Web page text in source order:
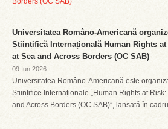
Universitatea Româno-Americană
Științifică Internațională Human Rights
at Sea and Across Borders (OC SAB)
09 Iun 2026
Universitatea Româno-Americană este
Științifice Internaționale „Human Rights at
and Across Borders (OC SAB)”, lansată în